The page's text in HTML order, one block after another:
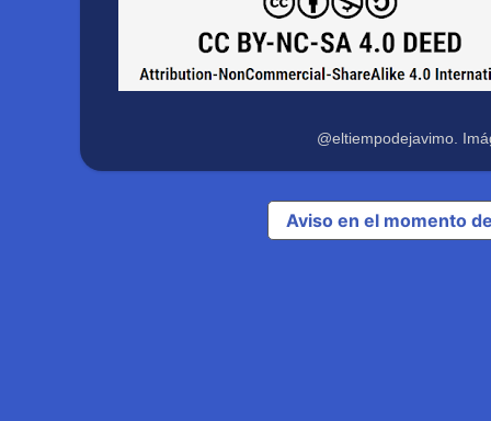
@eltiempodejavimo.
Aviso en el momento